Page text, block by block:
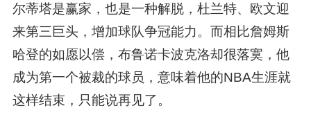
尔蒂塔是赢家，也是一种解脱，杜兰特、欧文迎
来第三巨头，增加球队争冠能力。而相比詹姆斯
哈登的如愿以偿，布鲁诺卡波克洛却很落寞，他
成为第一个被裁的球员，意味着他的NBA生涯就
这样结束，只能说再见了。